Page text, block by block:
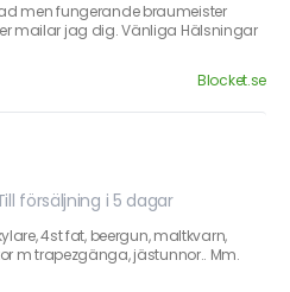
men fungerande braumeister
mailar jag dig. Vänliga Hälsningar
Blocket.se
försäljning i 5 dagar
4st fat, beergun, maltkvarn,
m trapezgänga, jästunnor.. Mm.